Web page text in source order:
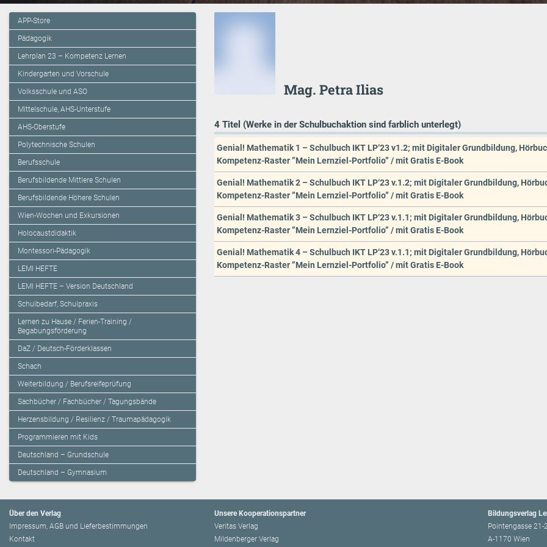
APP-Store
Pädagogik
Lehrplan 23 – Kompetenz Lernen
Kindergarten und Vorschule
Volksschule und ASO
Mittelschule, AHS-Unterstufe
AHS-Oberstufe
Polytechnische Schulen
Berufsschule
Berufsbildende Mittlere Schulen
Berufsbildende Höhere Schulen
Wien-Wochen und Exkursionen
Holocaustdidaktik
Montessori-Pädagogik
LEMI HEFTE
LEMI HEFTE – Version Deutschland
Schulbedarf, Schulpraxis
Lernen zu Hause / Ferien-Training /
Begabungsförderung
DaZ / Deutsch-Förderklassen
Schach
Weiterbildung / Berufsreifeprüfung
Sachbücher / Fachbücher / Tagungsbände
Herzensbildung / Resilienz / Traumapädagogik
Programmieren mit Kids
Deutschland – Grundschule
Deutschland – Gymnasium
Mag. Petra Ilias
4 Titel (Werke in der Schulbuchaktion sind farblich unterlegt)
Genial! Mathematik 1 – Schulbuch IKT LP‘23 v1.2; mit Digitaler Grundbildung,
Kompetenz-Raster ”Mein Lernziel-Portfolio” / mit Gratis E-Book
Genial! Mathematik 2 – Schulbuch IKT LP‘23 v.1.2; mit Digitaler Grundbildung,
Kompetenz-Raster ”Mein Lernziel-Portfolio” / mit Gratis E-Book
Genial! Mathematik 3 – Schulbuch IKT LP‘23 v.1.1; mit Digitaler Grundbildung,
Kompetenz-Raster ”Mein Lernziel-Portfolio” / mit Gratis E-Book
Genial! Mathematik 4 – Schulbuch IKT LP‘23 v.1.1; mit Digitaler Grundbildung,
Kompetenz-Raster ”Mein Lernziel-Portfolio” / mit Gratis E-Book
Über den Verlag
Impressum, AGB und Lieferbestimmungen
Kontakt
Unsere Kooperationspartner
Veritas Verlag
Mildenberger Verlag
Bildungsverlag
Pointengasse 21-
A-1170 Wien